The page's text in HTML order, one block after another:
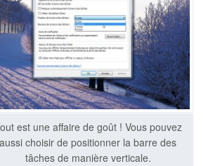
est une affaire de goût ! Vous pouvez
aussi choisir de positionner la barre des
tâches de manière verticale.